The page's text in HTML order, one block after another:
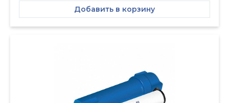
Добавить в корзину